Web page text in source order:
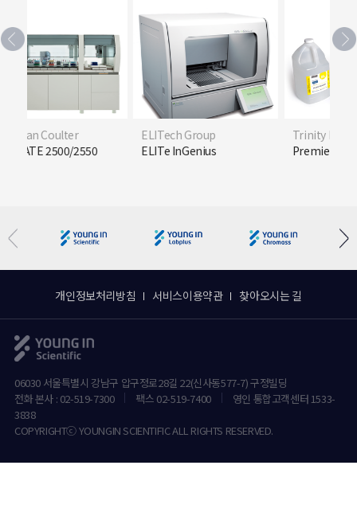
Coulter
2500/2550
ELITech Group
ELITe InGenius
Trinity Biotech
Premier Hb9210
개인정보처리방침 서비스이용약관 찾아오시는 길
06030 서울특별시 강남구 압구정로28길 22(신사동577-7) 구정빌딩
전화 본사 : 02-519-7300
팩스 02-519-7400
영인 통합고객센터 1533-
3838
COPYRIGHTⓒ YOUNGIN SCIENTIFIC ALL RIGHTS RESERVED.